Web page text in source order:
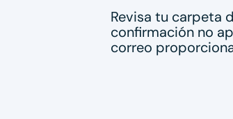
Revisa tu carpeta
confirmación no
correo